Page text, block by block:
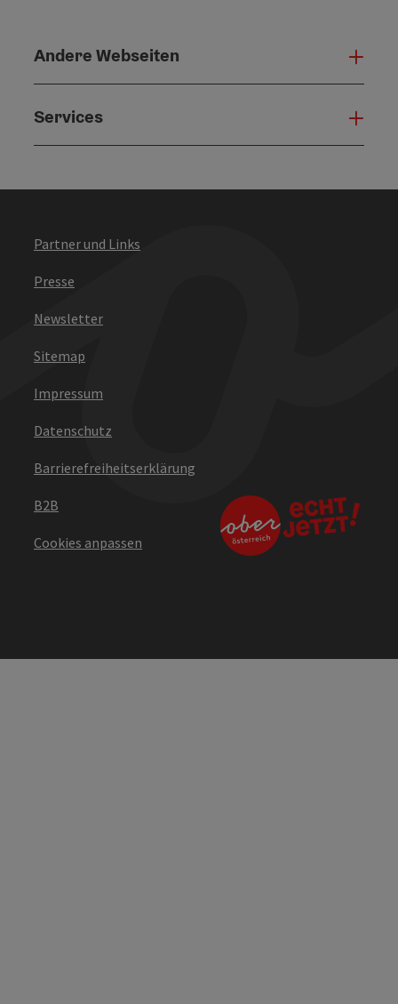
Andere Webseiten
Services
Partner und Links
Presse
Newsletter
Sitemap
Impressum
Datenschutz
Barrierefreiheitserklärung
B2B
Cookies anpassen